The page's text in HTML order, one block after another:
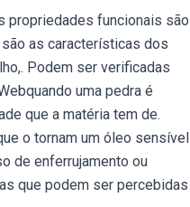
propriedades funcionais são
as características dos
Podem ser verificadas
uma pedra é
que a matéria tem de.
o tornam um óleo sensível
de enferrujamento ou
que podem ser percebidas